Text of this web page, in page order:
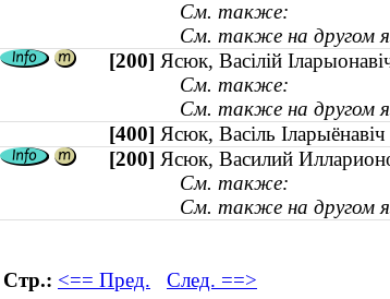
См. также:
См. также на другом
[200] Ясюк, Васілій
См. также:
См. также на другом
[400] Ясюк, Васіль
[200] Ясюк, Василий
См. также:
См. также на другом
Стр.: <== Пред. След. ==>